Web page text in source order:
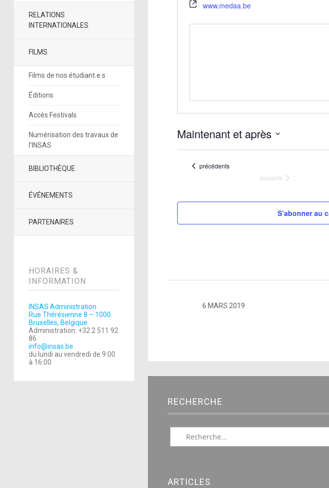
RELATIONS
INTERNATIONALES
FILMS
Films de nos étudiant.e.s
Éditions
Accès Festivals
Numérisation des travaux de
l’INSAS
BIBLIOTHÈQUE
ÉVÉNEMENTS
PARTENAIRES
HORAIRES &
INFORMATION
INSAS Administration
Rue Thérésienne 8 – 1000
Bruxelles, Belgique
Administration: +32 2 511 92
86
info@insas.be
du lundi au vendredi de 9:00
à 16:00
www.medaa.be
Maintenant et après
date.
Évènements
précédents
Évènements
suivants
S’abonner au
6 MARS 2019
RECHERCHE
ARTICLES